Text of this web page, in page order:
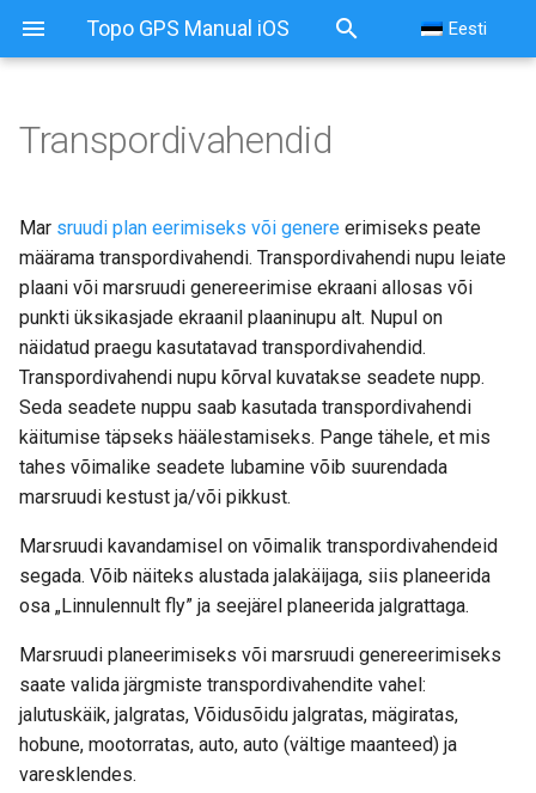
Topo GPS Manual iOS Eesti
Transpordivahendid
Jalakäija
Jalgratas
Võidusõidu jalgratas
Mountainbike
Hobune
Auto (väldi esmaseid
maanteed)
Mootorratas
Linnulennult
Muud transpordivahendid
Transpordivahendid
Mar sruudi plan eerimiseks või genere erimiseks peate
määrama transpordivahendi. Transpordivahendi nupu leiate
plaani või marsruudi genereerimise ekraani allosas või
punkti üksikasjade ekraanil plaaninupu alt. Nupul on
näidatud praegu kasutatavad transpordivahendid.
Transpordivahendi nupu kõrval kuvatakse seadete nupp.
Seda seadete nuppu saab kasutada transpordivahendi
käitumise täpseks häälestamiseks. Pange tähele, et mis
tahes võimalike seadete lubamine võib suurendada
marsruudi kestust ja/või pikkust.
Marsruudi kavandamisel on võimalik transpordivahendeid
segada. Võib näiteks alustada jalakäijaga, siis planeerida
osa „Linnulennult fly” ja seejärel planeerida jalgrattaga.
Marsruudi planeerimiseks või marsruudi genereerimiseks
saate valida järgmiste transpordivahendite vahel:
jalutuskäik, jalgratas, Võidusõidu jalgratas, mägiratas,
hobune, mootorratas, auto, auto (vältige maanteed) ja
varesklendes.